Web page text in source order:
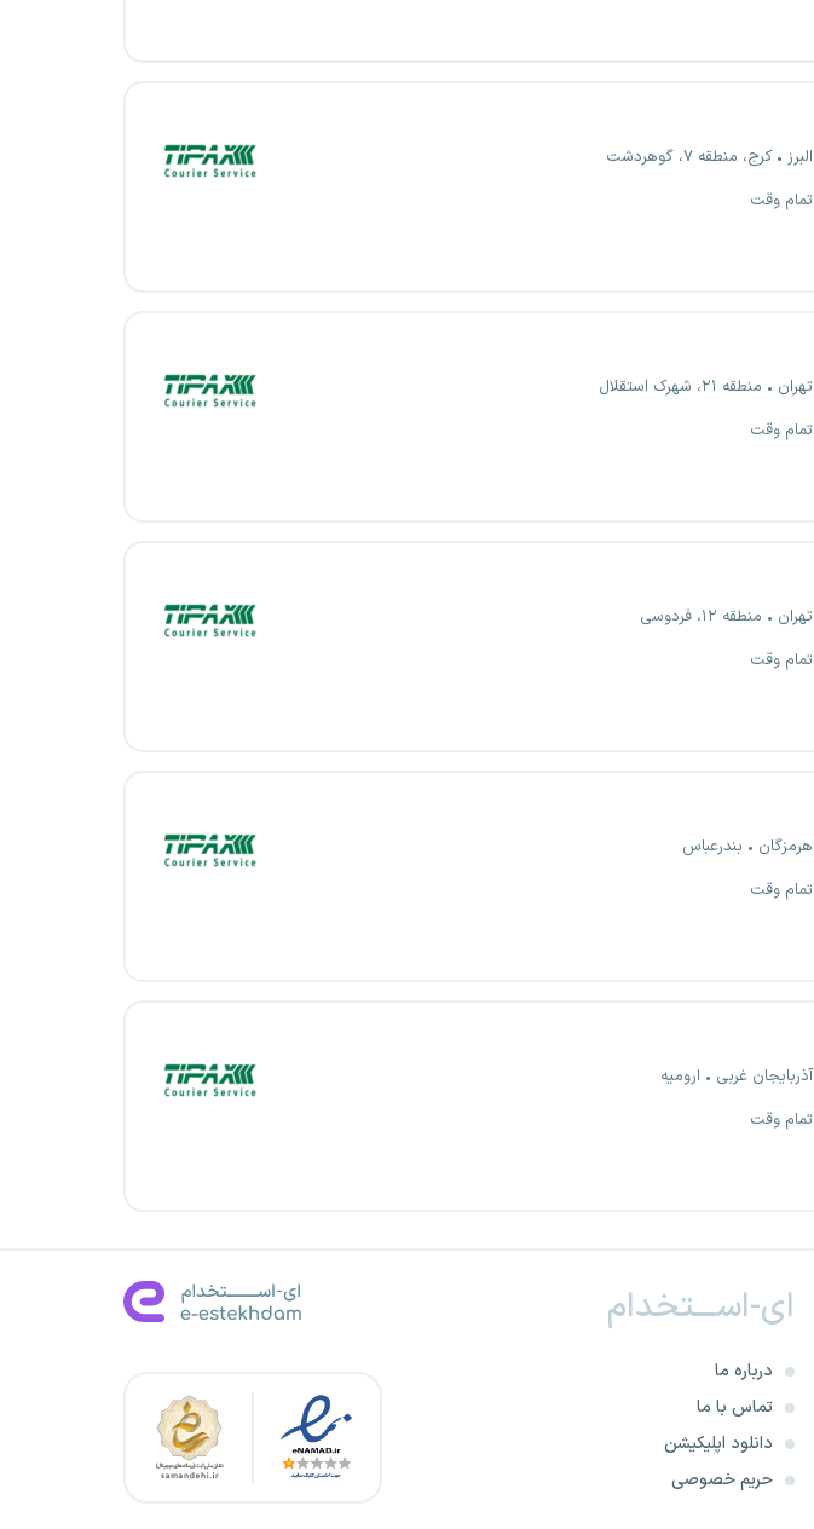
البرز
کرج، منطقه ۷، گوهردشت
تمام وقت
تهران
منطقه ۲۱، شهرک استقلال
تمام وقت
تهران
منطقه ۱۲، فردوسی
تمام وقت
هرمزگان
بندرعباس
تمام وقت
آذربایجان غربی
ارومیه
تمام وقت
ای-اســـتخدام
درباره ما
تماس با ما
دانلود اپلیکیشن
حریم خصوصی